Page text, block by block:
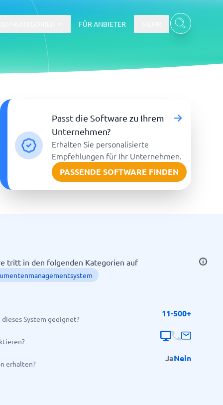
Ticketsystem und Helpdesk
Alle Kategorien anzeigen→
FÜR ANBIETER
Passt die Software zu Ihrem
Unternehmen?
Erhalten Sie personalisierte
Empfehlungen für Ihr Unternehmen.
PASSENDE SOFTWARE FINDEN
tritt in den folgenden Kategorien auf
System geeignet?
11-500+
erhalten?
JaNein